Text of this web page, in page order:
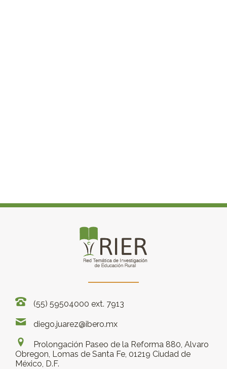
(55) 59504000 ext. 7913
diego.juarez@ibero.mx
Prolongación Paseo de la Reforma 880, Alvaro
Obregon, Lomas de Santa Fe, 01219 Ciudad de
México, D.F.